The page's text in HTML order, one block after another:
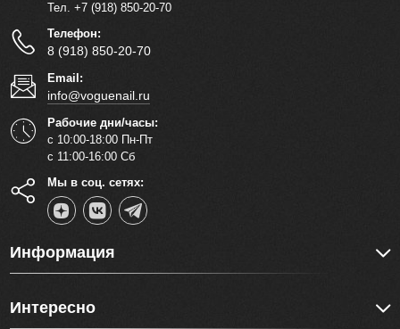
Тел. +7 (918) 850-20-70
Телефон:
8 (918) 850-20-70
Email:
info@voguenail.ru
Рабочие дни/часы:
с 10:00-18:00 Пн-Пт
с 11:00-16:00 Сб
Мы в соц. сетях:
Информация
Интересно